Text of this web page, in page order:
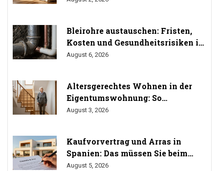
Bleirohre austauschen: Fristen,
Kosten und Gesundheitsrisiken im
Trinkwasser
August 6, 2026
Altersgerechtes Wohnen in der
Eigentumswohnung: So
durchsetzen Sie Ihr Umbaurecht
August 3, 2026
Kaufvorvertrag und Arras in
Spanien: Das müssen Sie beim
Immobilienkauf wissen
August 5, 2026